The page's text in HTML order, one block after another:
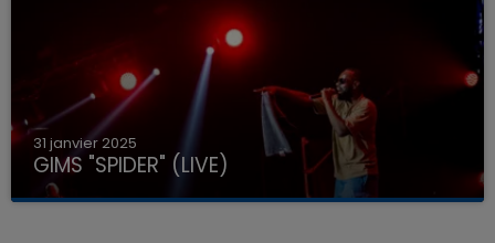
31 janvier 2025
GIMS "SPIDER" (LIVE)